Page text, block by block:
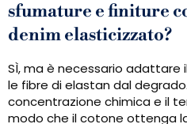
sfumature e finiture
denim elasticizzato?
SÌ, ma è necessario
le fibre di elastan dal
concentrazione chimica e il
modo che il cotone ottenga